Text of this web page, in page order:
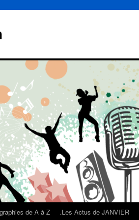
de A à Z .Les Actus de JANVIER